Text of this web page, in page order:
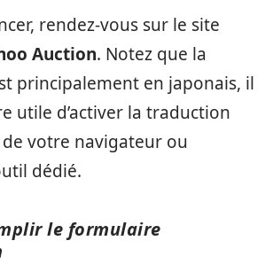
rendez-vous sur le site
Auction. Notez que la
principalement en japonais, il
utile d’activer la traduction
votre navigateur ou
dédié.
le formulaire